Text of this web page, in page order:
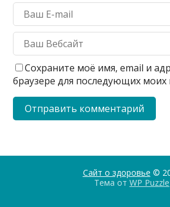
Сохраните моё имя, email и
браузере для последующих
Сайт о здоровье ©
Тема от WP Puzzle